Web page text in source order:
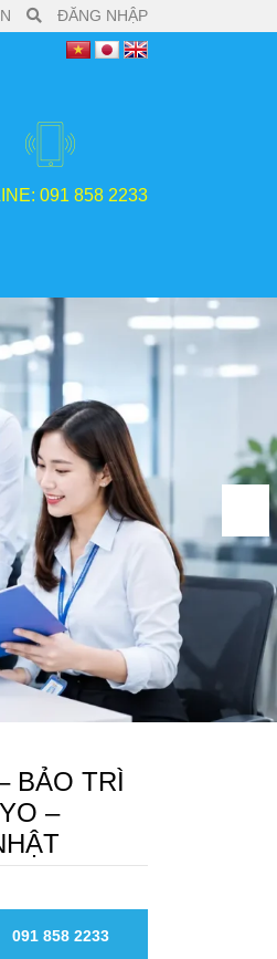
ĐĂNG NHẬP
091 858 2233
BẢO TRÌ
–
091 858 2233